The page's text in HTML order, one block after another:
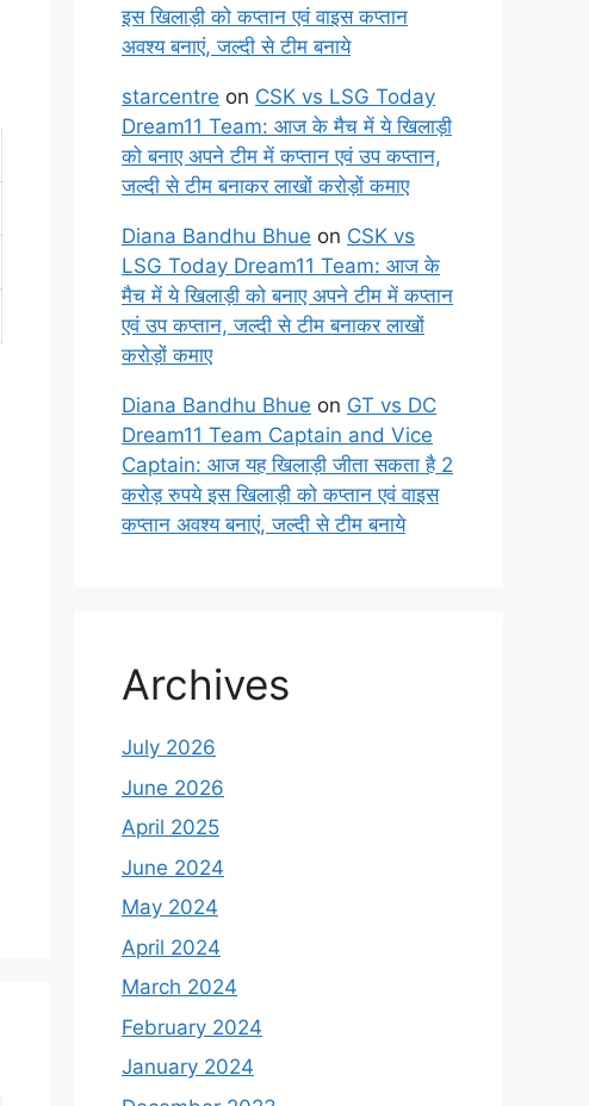
इस खिलाड़ी को कप्तान एवं वाइस कप्तान
अवश्य बनाएं, जल्दी से टीम बनाये
starcentre on CSK vs LSG Today
Dream11 Team: आज के मैच में ये खिलाड़ी
को बनाए अपने टीम में कप्तान एवं उप कप्तान,
जल्दी से टीम बनाकर लाखों करोड़ों कमाए
Diana Bandhu Bhue on CSK vs
LSG Today Dream11 Team: आज के
मैच में ये खिलाड़ी को बनाए अपने टीम में कप्तान
एवं उप कप्तान, जल्दी से टीम बनाकर लाखों
करोड़ों कमाए
Diana Bandhu Bhue on GT vs DC
Dream11 Team Captain and Vice
Captain: आज यह खिलाड़ी जीता सकता है 2
करोड़ रुपये इस खिलाड़ी को कप्तान एवं वाइस
कप्तान अवश्य बनाएं, जल्दी से टीम बनाये
Archives
July 2026
June 2026
April 2025
June 2024
May 2024
April 2024
March 2024
February 2024
January 2024